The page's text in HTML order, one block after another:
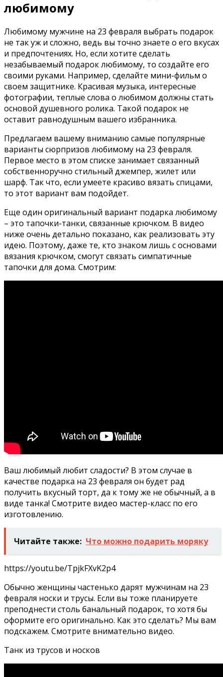
любимому
Любимому мужчине на 23 февраля выбрать подарок
не так уж и сложно, ведь вы точно знаете о его вкусах
и предпочтениях. Но, если хотите сделать
незабываемый подарок любимому, то создайте его
своими руками. Например, сделайте мини-фильм о
своем защитнике. Красивая музыка, интересные
фотографии, теплые слова о любимом должны стать
основой душевного ролика. Такой подарок не
оставит равнодушным вашего избранника.
Предлагаем вашему вниманию самые популярные
варианты сюрпризов любимому на 23 февраля.
Первое место в этом списке занимает связанный
собственноручно стильный джемпер, жилет или
шарф. Так что, если умеете красиво вязать спицами,
то этот вариант вам подойдет.
Еще один оригинальный вариант подарка любимому
– это тапочки-танки, связанные крючком. В видео
ниже очень детально показано, как реализовать эту
идею. Поэтому, даже те, кто знаком лишь с основами
вязания крючком, смогут связать симпатичные
тапочки для дома. Смотрим:
Ваш любимый любит сладости? В этом случае в
качестве подарка на 23 февраля он будет рад
получить вкусный торт, да к тому же не обычный, а в
виде танка! Смотрите видео мастер-класс по его
изготовлению.
Читайте также: Что можно подарить моряку
https://youtu.be/TpjkFXvK2p4
Обычно женщины частенько дарят мужчинам на 23
февраля носки и трусы. Если вы тоже планируете
преподнести столь банальный подарок, то хотя бы
оформите его оригинально. Как это сделать? Мы вам
подскажем. Смотрите внимательно видео.
Танк из трусов и носков